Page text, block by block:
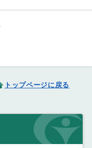
トップページに戻る